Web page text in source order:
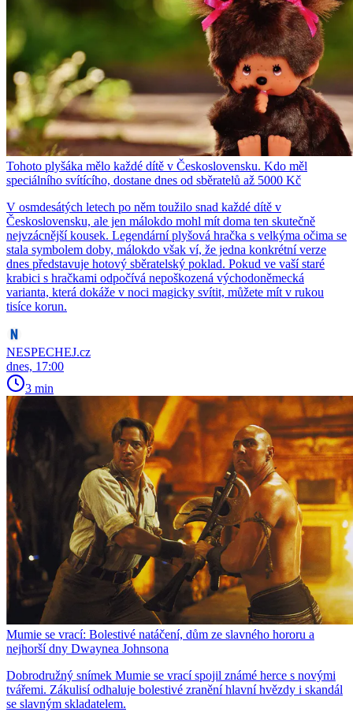
Tohoto plyšáka mělo každé dítě v Československu. Kdo měl
speciálního svítícího, dostane dnes od sběratelů až 5000 Kč
V osmdesátých letech po něm toužilo snad každé dítě v
Československu, ale jen málokdo mohl mít doma ten skutečně
nejvzácnější kousek. Legendární plyšová hračka s velkýma očima se
stala symbolem doby, málokdo však ví, že jedna konkrétní verze
dnes představuje hotový sběratelský poklad. Pokud ve vaší staré
krabici s hračkami odpočívá nepoškozená východoněmecká
varianta, která dokáže v noci magicky svítit, můžete mít v rukou
tisíce korun.
NESPECHEJ.cz
dnes, 17:00
3 min
Mumie se vrací: Bolestivé natáčení, dům ze slavného hororu a
nejhorší dny Dwaynea Johnsona
Dobrodružný snímek Mumie se vrací spojil známé herce s novými
tvářemi. Zákulisí odhaluje bolestivé zranění hlavní hvězdy i skandál
se slavným skladatelem.